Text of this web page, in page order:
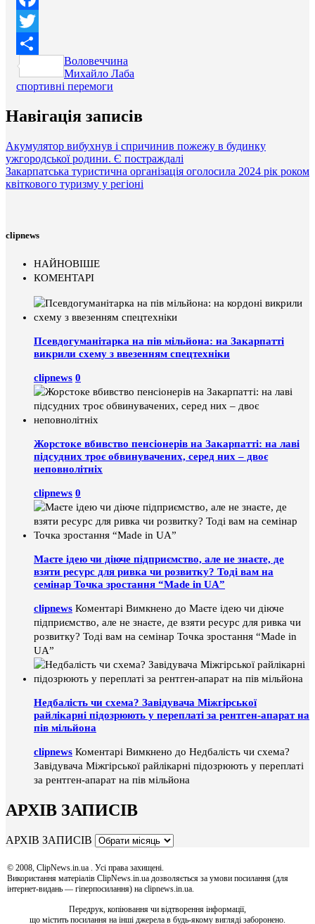
Facebook
Twitter
Поділитися
Воловеччина
Михайло Лаба
спортивні перемоги
Навігація записів
Акумулятор вибухнув і спричинив пожежу в будинку
ужгородської родини. Є постраждалі
Закарпатська туристична організація оголосила 2024 рік роком
квіткового туризму у регіоні
clipnews
НАЙНОВІШЕ
КОМЕНТАРІ
Псевдогуманітарка на пів мільйона: на Закарпатті
викрили схему з ввезенням спецтехніки
clipnews 0
Жорстоке вбивство пенсіонерів на Закарпатті: на лаві
підсудних троє обвинувачених, серед них – двоє
неповнолітніх
clipnews 0
Маєте ідею чи діюче підприємство, але не знаєте, де
взяти ресурс для ривка чи розвитку? Тоді вам на
семінар Точка зростання “Made in UA”
clipnews Коментарі Вимкнено до Маєте ідею чи діюче
підприємство, але не знаєте, де взяти ресурс для ривка чи
розвитку? Тоді вам на семінар Точка зростання “Made in
UA”
Недбалість чи схема? Завідувача Міжгірської
райлікарні підозрюють у переплаті за рентген-апарат на
пів мільйона
clipnews Коментарі Вимкнено до Недбалість чи схема?
Завідувача Міжгірської райлікарні підозрюють у переплаті
за рентген-апарат на пів мільйона
АРХІВ ЗАПИСІВ
АРХІВ ЗАПИСІВ
© 2008, ClipNews.in.ua . Усі права захищені.
Використання матеріалів ClipNews.in.ua дозволяється за умови посилання (для
інтернет-видань — гіперпосилання) на clipnews.in.ua.
Передрук, копіювання чи відтворення інформації,
що містить посилання на інші джерела в будь-якому вигляді заборонено.